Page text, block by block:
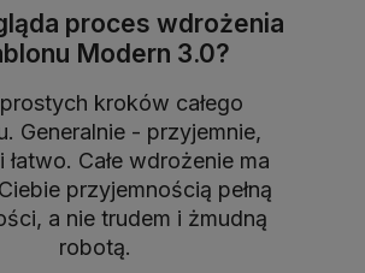
proces wdrożenia
Modern 3.0?
kroków całego
Generalnie - przyjemnie,
łatwo. Całe wdrożenie ma
przyjemnością pełną
a nie trudem i żmudną
robotą.